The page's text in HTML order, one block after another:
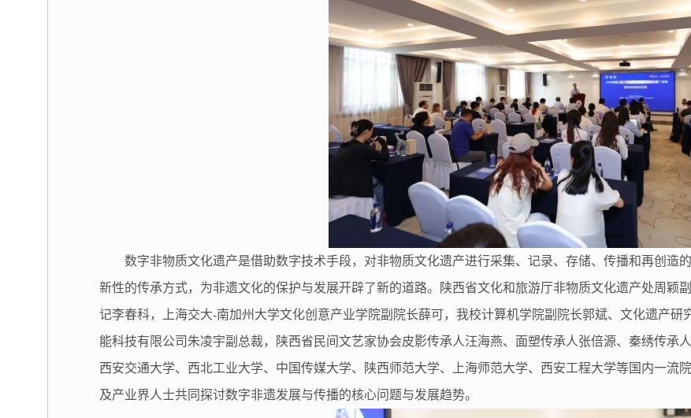
数字非物质文化遗产是借助数字技术手段，对非物质文化遗产进行采集、记录、存储、传播和再创造
新性的传承方式，为非遗文化的保护与发展开辟了新的道路。陕西省文化和旅游厅非物质文化遗产处周颖
记李春科，上海交大-南加州大学文化创意产业学院副院长薛可，我校计算机学院副院长郭斌、文化遗产
能科技有限公司朱凌宇副总裁，陕西省民间文艺家协会皮影传承人汪海燕、面塑传承人张倍源、秦绣传承
西安交通大学、西北工业大学、中国传媒大学、陕西师范大学、上海师范大学、西安工程大学等国内一流
及产业界人士共同探讨数字非遗发展与传播的核心问题与发展趋势。